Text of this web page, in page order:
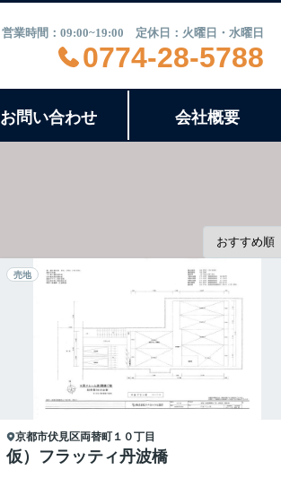
営業時間：09:00~19:00 定休日：火曜日・水曜日
0774-28-5788
お問い合わせ 会社概要
売地
京都市伏見区両替町１０丁目
仮）フラッティ丹波橋